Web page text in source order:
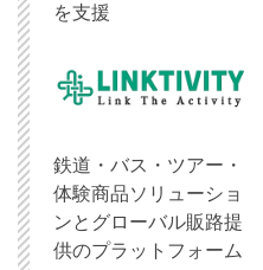
を支援
鉄道・バス・ツアー・
体験商品ソリューショ
ンとグローバル販路提
供のプラットフォーム